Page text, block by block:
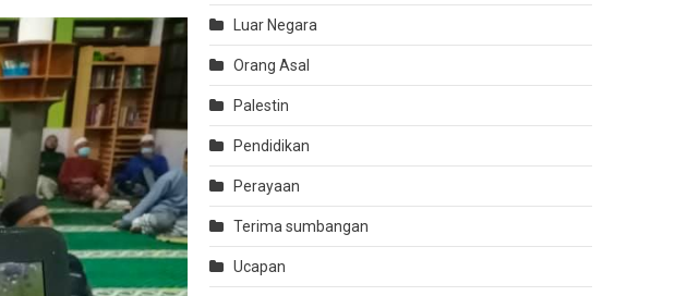
Luar Negara
Orang Asal
Palestin
Pendidikan
Perayaan
Terima sumbangan
Ucapan